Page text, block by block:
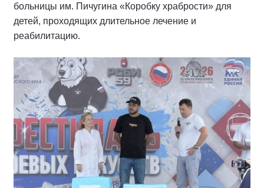
больницы им. Пичугина «Коробку храбрости» для
детей, проходящих длительное лечение и
реабилитацию.